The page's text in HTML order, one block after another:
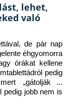
lehet,
való
de pár nap
éhgyomorra
órákat kellene
pedig
„gátolják a
pedig jobb nem is